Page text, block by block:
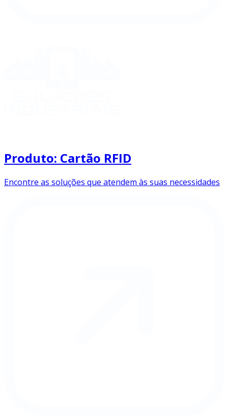
Produto: Cartão RFID
Encontre as soluções que atendem às suas necessidades